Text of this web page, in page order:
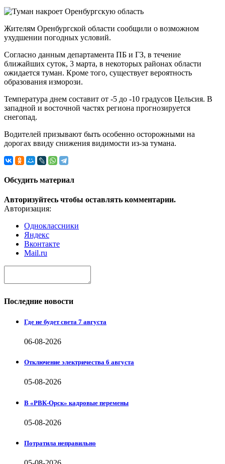
Жителям Оренбургской области сообщили о возможном
ухудшении погодных условий.
Согласно данным департамента ПБ и ГЗ, в течение
ближайших суток, 3 марта, в некоторых районах области
ожидается туман. Кроме того, существует вероятность
образования изморози.
Температура днем составит от -5 до -10 градусов Цельсия. В
западной и восточной частях региона прогнозируется
снегопад.
Водителей призывают быть особенно осторожными на
дорогах ввиду снижения видимости из-за тумана.
Обсудить материал
Авторизуйтесь чтобы оставлять комментарии.
Авторизация:
Одноклассники
Яндекс
Вконтакте
Mail.ru
Последние новости
Где не будет света 7 августа
06-08-2026
Отключение электричества 6 августа
05-08-2026
В «РВК-Орск» кадровые перемены
05-08-2026
Потратила неправильно